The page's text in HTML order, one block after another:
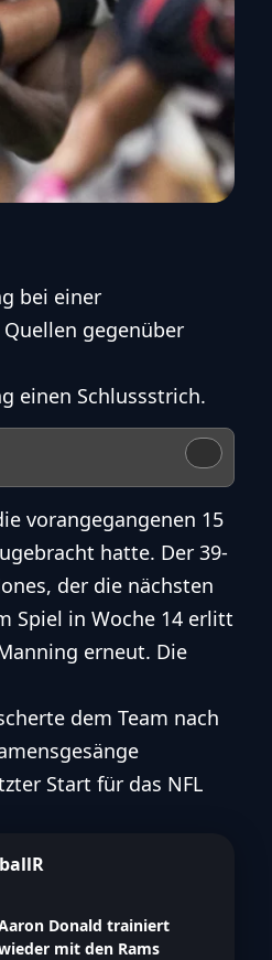
bei einer
gegenüber
einen Schlussstrich.
vorangegangenen 15
hatte. Der 39-
der die nächsten
Spiel in Woche 14 erlitt
erneut. Die
dem Team nach
Start für das NFL
Donald trainiert
mit den Rams